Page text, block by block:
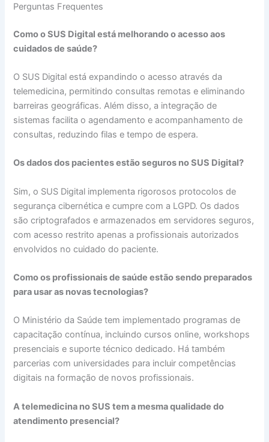
Perguntas Frequentes
Como o SUS Digital está melhorando o acesso aos
cuidados de saúde?
O SUS Digital está expandindo o acesso através da
telemedicina, permitindo consultas remotas e eliminando
barreiras geográficas. Além disso, a integração de
sistemas facilita o agendamento e acompanhamento de
consultas, reduzindo filas e tempo de espera.
Os dados dos pacientes estão seguros no SUS Digital?
Sim, o SUS Digital implementa rigorosos protocolos de
segurança cibernética e cumpre com a LGPD. Os dados
são criptografados e armazenados em servidores seguros,
com acesso restrito apenas a profissionais autorizados
envolvidos no cuidado do paciente.
Como os profissionais de saúde estão sendo preparados
para usar as novas tecnologias?
O Ministério da Saúde tem implementado programas de
capacitação contínua, incluindo cursos online, workshops
presenciais e suporte técnico dedicado. Há também
parcerias com universidades para incluir competências
digitais na formação de novos profissionais.
A telemedicina no SUS tem a mesma qualidade do
atendimento presencial?